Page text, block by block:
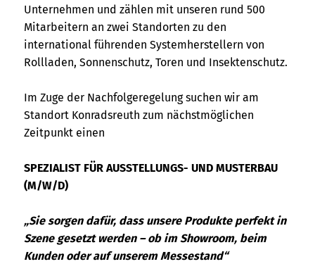
Unternehmen und zählen mit unseren rund 500
Mitarbeitern an zwei Standorten zu den
international führenden Systemherstellern von
Rollladen, Sonnenschutz, Toren und Insektenschutz.
Im Zuge der Nachfolgeregelung suchen wir am
Standort Konradsreuth zum nächstmöglichen
Zeitpunkt einen
SPEZIALIST FÜR AUSSTELLUNGS- UND MUSTERBAU
(M/W/D)
„Sie sorgen dafür, dass unsere Produkte perfekt in
Szene gesetzt werden – ob im Showroom, beim
Kunden oder auf unserem Messestand“